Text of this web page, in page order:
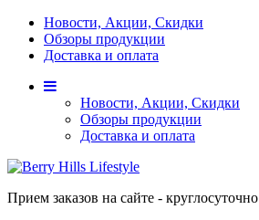
Новости, Акции, Скидки
Обзоры продукции
Доставка и оплата
Новости, Акции, Скидки
Обзоры продукции
Доставка и оплата
Прием заказов на сайте - круглосуточно